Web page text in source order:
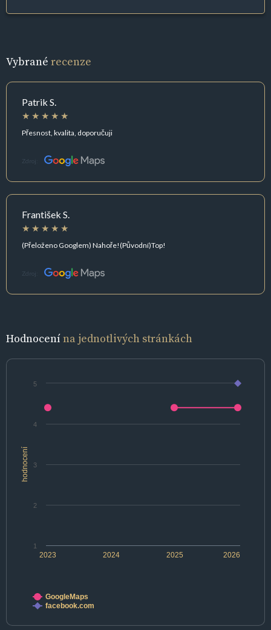
Vybrané recenze
Patrik S.
Přesnost, kvalita, doporučuji
Zdroj:
František S.
(Přeloženo Googlem) Nahoře!(Původní)Top!
Zdroj:
Hodnocenína jednotlivých stránkách
hodnocení
2024 2026
2023 2025
1
2
3
4
5
GoogleMaps
facebook.com